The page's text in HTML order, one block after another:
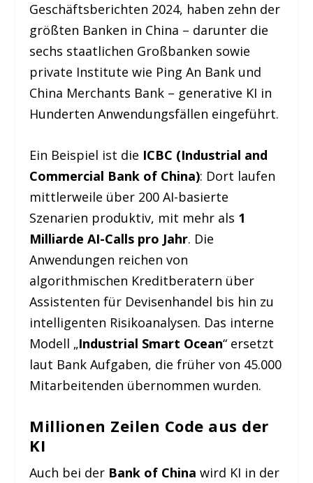
Geschäftsberichten 2024, haben zehn der
größten Banken in China – darunter die
sechs staatlichen Großbanken sowie
private Institute wie Ping An Bank und
China Merchants Bank – generative KI in
Hunderten Anwendungsfällen eingeführt.
Ein Beispiel ist die ICBC (Industrial and
Commercial Bank of China): Dort laufen
mittlerweile über 200 AI-basierte
Szenarien produktiv, mit mehr als 1
Milliarde AI-Calls pro Jahr. Die
Anwendungen reichen von
algorithmischen Kreditberatern über
Assistenten für Devisenhandel bis hin zu
intelligenten Risikoanalysen. Das interne
Modell „Industrial Smart Ocean“ ersetzt
laut Bank Aufgaben, die früher von 45.000
Mitarbeitenden übernommen wurden.
Millionen Zeilen Code aus der
KI
Auch bei der Bank of China wird KI in der